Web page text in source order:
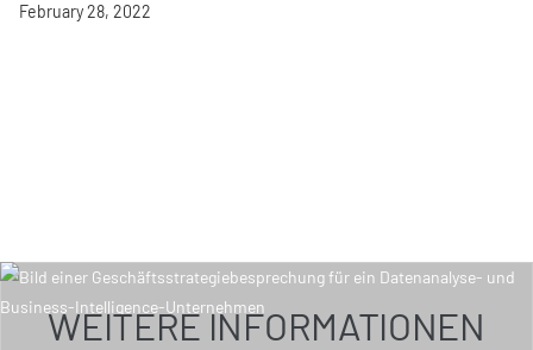
February 28, 2022
WEITERE INFORMATIONEN